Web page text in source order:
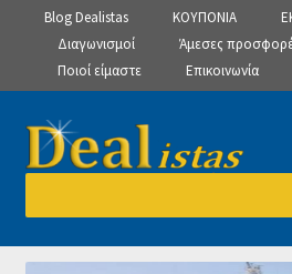
Blog Dealistas ΚΟΥΠΟΝΙΑ
Διαγωνισμοί
Άμεσες
Ποιοί είμαστε
Επικοινωνία
Απευθείας
μετάβαση
πλοήγηση
Μετάβαση
σε
Αρχική